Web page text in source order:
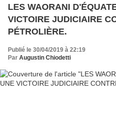
LES WAORANI
VICTOIRE JUDICIAIRE
PÉTROLIÈRE.
Publié le 30/04/2019 à 22:19
Par Augustin Chiodetti